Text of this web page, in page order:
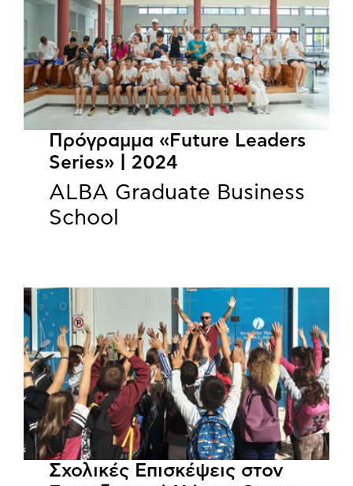
Πρόγραμμα «Future Leaders
Series» | 2024
ALBA Graduate Business
School
Σχολικές Επισκέψεις στον